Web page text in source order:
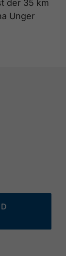
der 35 km
Unger